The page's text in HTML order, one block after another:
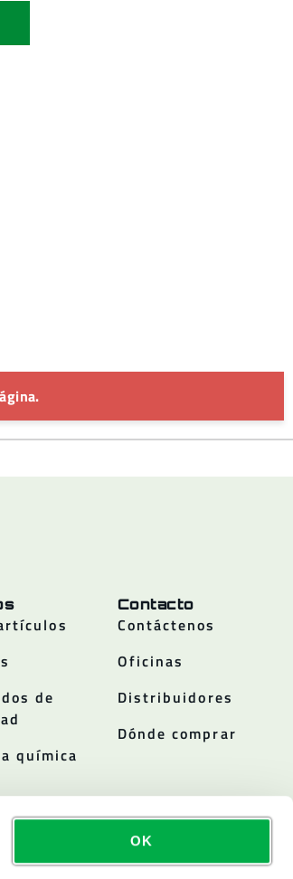
OK
de
química
Contacto
Contáctenos
Oficinas
Distribuidores
Dónde comprar